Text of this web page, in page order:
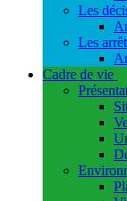
Les
Les
Cadre de vie